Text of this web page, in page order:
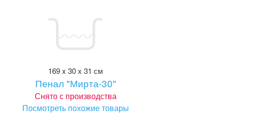
169 x 30 x 31 см
Пенал "Мирта-30"
Снято с производства
Посмотреть похожие товары